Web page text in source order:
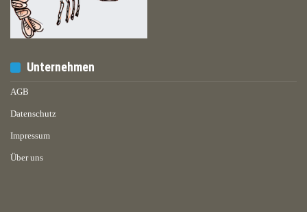
Unternehmen
AGB
Datenschutz
Impressum
Über uns